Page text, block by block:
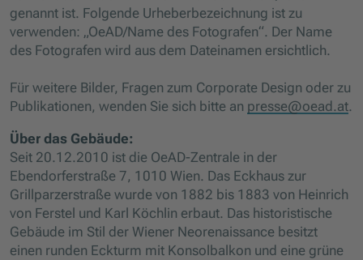
genannt ist. Folgende Urheberbezeichnung ist zu
verwenden: „OeAD/Name des Fotografen“. Der Name
des Fotografen wird aus dem Dateinamen ersichtlich.
Für weitere Bilder, Fragen zum Corporate Design oder zu
Publikationen, wenden Sie sich bitte an presse@oead.at.
Über das Gebäude:
Seit 20.12.2010 ist die OeAD-Zentrale in der
Ebendorferstraße 7, 1010 Wien. Das Eckhaus zur
Grillparzerstraße wurde von 1882 bis 1883 von Heinrich
von Ferstel und Karl Köchlin erbaut. Das historistische
Gebäude im Stil der Wiener Neorenaissance besitzt
einen runden Eckturm mit Konsolbalkon und eine grüne